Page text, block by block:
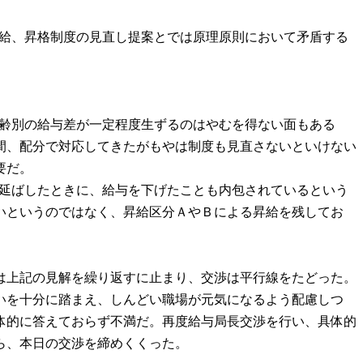
、昇格制度の見直し提案とでは原理原則において矛盾する
別の給与差が一定程度生ずるのはやむを得ない面もある
配分で対応してきたがもやは制度も見直さないといけない
。
ばしたときに、給与を下げたことも内包されているという
いうのではなく、昇給区分ＡやＢによる昇給を残してお
記の見解を繰り返すに止まり、交渉は平行線をたどった。
十分に踏まえ、しんどい職場が元気になるよう配慮しつ
に答えておらず不満だ。再度給与局長交渉を行い、具体的
本日の交渉を締めくくった。